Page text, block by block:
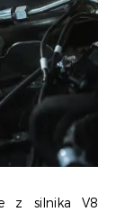
z silnika V8